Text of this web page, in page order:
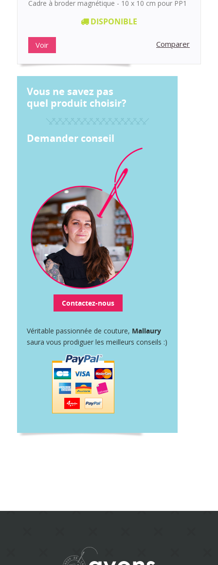
Cadre à broder magnétique - 10 x 10 cm pour PP1
DISPONIBLE
Voir Comparer
Vous ne savez pas
quel produit choisir?
Demander conseil
Contactez-nous
Véritable passionnée de couture, Mallaury
saura vous prodiguer les meilleurs conseils :)